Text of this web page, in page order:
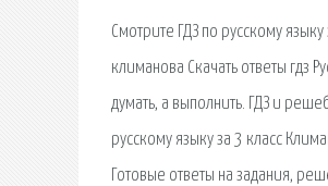
Смотрите ГДЗ по русскому
климанова Скачать ответы гдз
думать, а выполнить. ГДЗ и
русскому языку за 3 класс
Готовые ответы на задания,